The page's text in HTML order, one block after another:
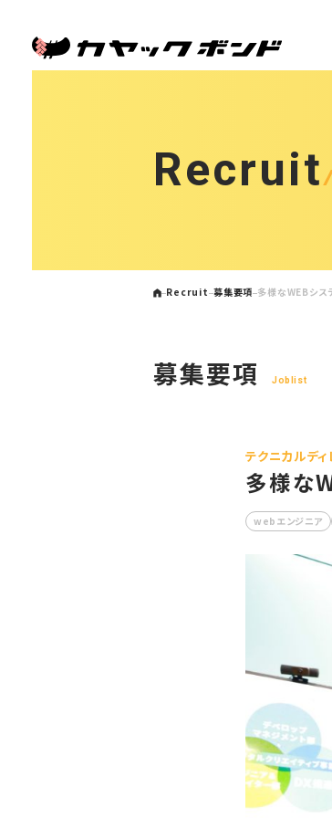
Recruit
Recruit 募集要項 多様なWEBシス
募集要項 Joblist
テクニカルディ
多様な
webエンジニア